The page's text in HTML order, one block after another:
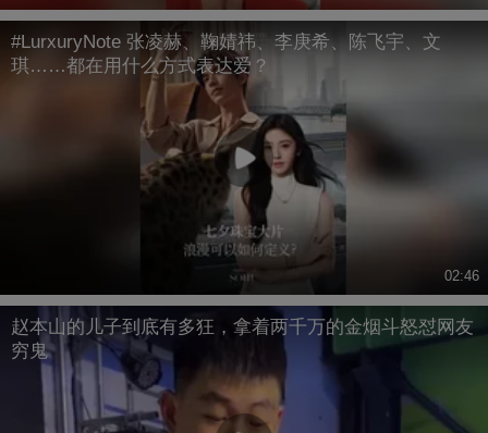
#LurxuryNote 张凌赫、鞠婧祎、李庚希、陈飞宇、文
琪……都在用什么方式表达爱？
02:46
赵本山的儿子到底有多狂，拿着两千万的金烟斗怒怼网友
穷鬼